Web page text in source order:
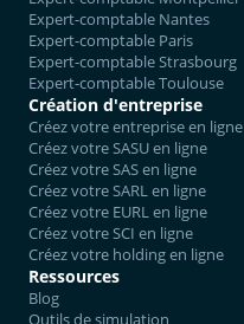
Expert-comptable Nantes
Expert-comptable Paris
Expert-comptable Strasbourg
Expert-comptable Toulouse
Création d'entreprise
Créez votre entreprise en ligne
Créez votre SASU en ligne
Créez votre SAS en ligne
Créez votre SARL en ligne
Créez votre EURL en ligne
Créez votre SCI en ligne
Créez votre holding en ligne
Ressources
Blog